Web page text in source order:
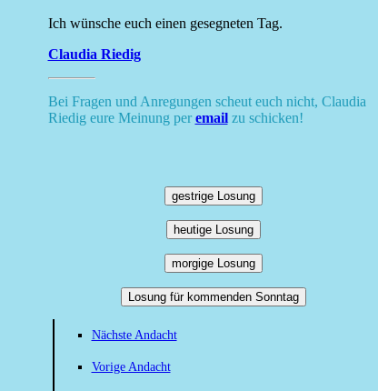
Ich wünsche euch einen gesegneten Tag.
Claudia Riedig
Bei Fragen und Anregungen scheut euch nicht, Claudia
Riedig eure Meinung peremailzu schicken!
gestrige Losung
heutige Losung
morgige Losung
Losung für kommenden Sonntag
Nächste Andacht
Vorige Andacht